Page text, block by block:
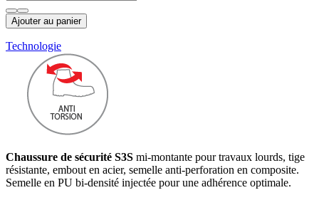
Ajouter au panier
Technologie
Chaussure de sécurité S3S mi-montante pour travaux lourds, tige
résistante, embout en acier, semelle anti-perforation en composite.
Semelle en PU bi-densité injectée pour une adhérence optimale.